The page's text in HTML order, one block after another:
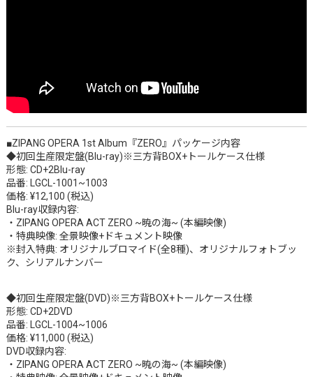
■ZIPANG OPERA 1st Album『ZERO』パッケージ内容
◆初回生産限定盤(Blu-ray)※三方背BOX+トールケース仕様
形態: CD+2Blu-ray
品番: LGCL-1001~1003
価格: ¥12,100 (税込)
Blu-ray収録内容:
・ZIPANG OPERA ACT ZERO ~暁の海~ (本編映像)
・特典映像: 全景映像+ドキュメント映像
※封入特典: オリジナルブロマイド(全8種)、オリジナルフォトブッ
ク、シリアルナンバー
◆初回生産限定盤(DVD)※三方背BOX+トールケース仕様
形態: CD+2DVD
品番: LGCL-1004~1006
価格: ¥11,000 (税込)
DVD収録内容:
・ZIPANG OPERA ACT ZERO ~暁の海~ (本編映像)